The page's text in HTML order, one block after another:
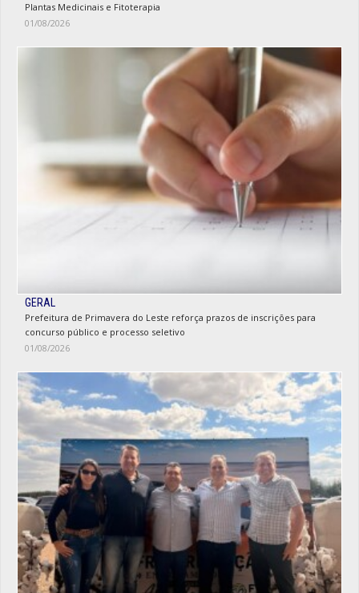
Plantas Medicinais e Fitoterapia
01/08/2026
GERAL
Prefeitura de Primavera do Leste reforça prazos de inscrições para
concurso público e processo seletivo
01/08/2026